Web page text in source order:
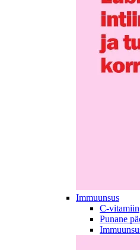
Immuunsus
C-vitamiin
Punane